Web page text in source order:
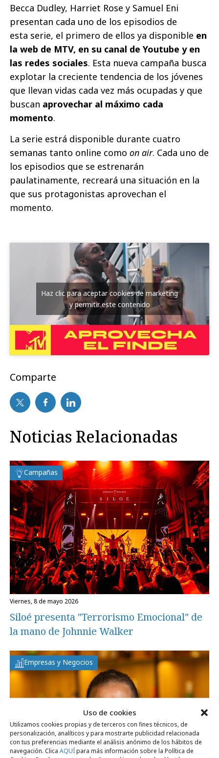
Uso de cookies
Utilizamos cookies propias y de terceros con fines técnicos, de
personalización, analíticos y para mostrarte publicidad relacionada
con tus preferencias mediante el análisis anónimo de los hábitos de
navegación. Clica AQUÍpara más información sobre la Política de
Becca Dudley, Harriet Rose y Samuel Eni
presentan cada uno de los episodios de
esta serie, el primero de ellos ya disponible en
la web de MTV, en su canal de Youtube y en
las redes sociales. Esta nueva campaña busca
explotar la creciente tendencia de los jóvenes
que llevan vidas cada vez más ocupadas y que
buscan aprovechar al máximo cada
momento.
La serie estrá disponible durante cuatro
semanas tanto online como on air. Cada uno de
los episodios que se estrenarán
paulatinamente, recreará una situación en la
que sus protagonistas aprovechan el
momento.
Haz clic para aceptar cookies de marketing
y permitir este contenido
Comparte
Noticias Relacionadas
Campañas
viernes, 8 de mayo 2026
Siloé presenta "Terrorismo Emocional" de
la mano de Johnnie Walker
Empresas y Negocios